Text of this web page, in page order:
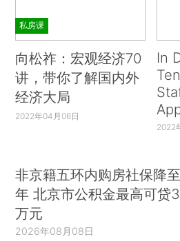
私房课
向松祚：宏观经济70
讲，带你了解国内外
经济大局
2022年04月06日
In
2022
非京籍五环内购房社保降
年 北京市公积金最高可贷
万元
2026年08月08日